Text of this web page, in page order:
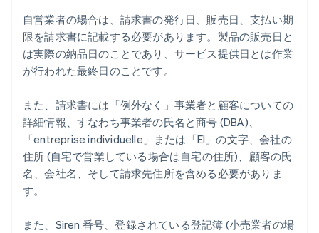
自営業者の場合は、請求書の発行日、販売日、支払い期
限を請求書に記載する必要があります。製品の販売日と
は実際の納品日のことであり、サービス提供日とは作業
が行われた最終日のことです。
また、請求書には「例外なく」事業者と顧客についての
詳細情報、すなわち事業者の氏名と商号 (DBA)、
「entreprise individuelle」または「EI」の文字、会社の
住所 (自宅で営業している場合は自宅の住所)、顧客の氏
名、会社名、そして請求先住所を含める必要がありま
す。
また、Siren 番号、登録されている登記簿 (小売業者の場